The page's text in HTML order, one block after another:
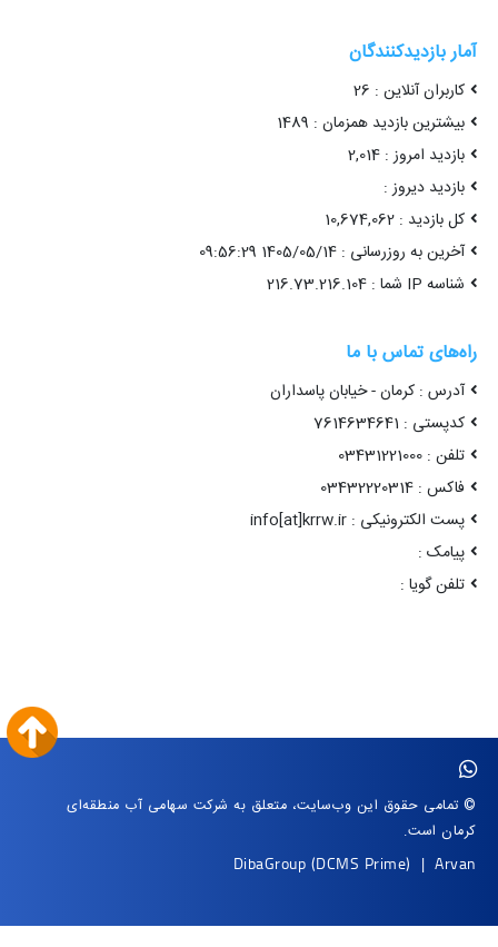
آمار بازدیدکنندگان
کاربران آنلاین : 26
بیشترین بازدید همزمان : 1489
بازدید امروز : 2,014
بازدید دیروز :
کل بازدید : 10,674,062
آخرین به روزرسانی : 1405/05/14 09:56:29
شناسه IP شما : 216.73.216.104
راه‌های تماس با ما
آدرس : کرمان - خیابان پاسداران
کدپستی : 7614634641
تلفن : 03431221000
فاکس : 03432220314
پست الکترونیکی : info[at]krrw.ir
پیامک :
تلفن گویا :
© تمامی حقوق این وب‌سایت، متعلق به شرکت سهامی آب منطقه‌ای
کرمان است.
DibaGroup (DCMS Prime) |Arvan